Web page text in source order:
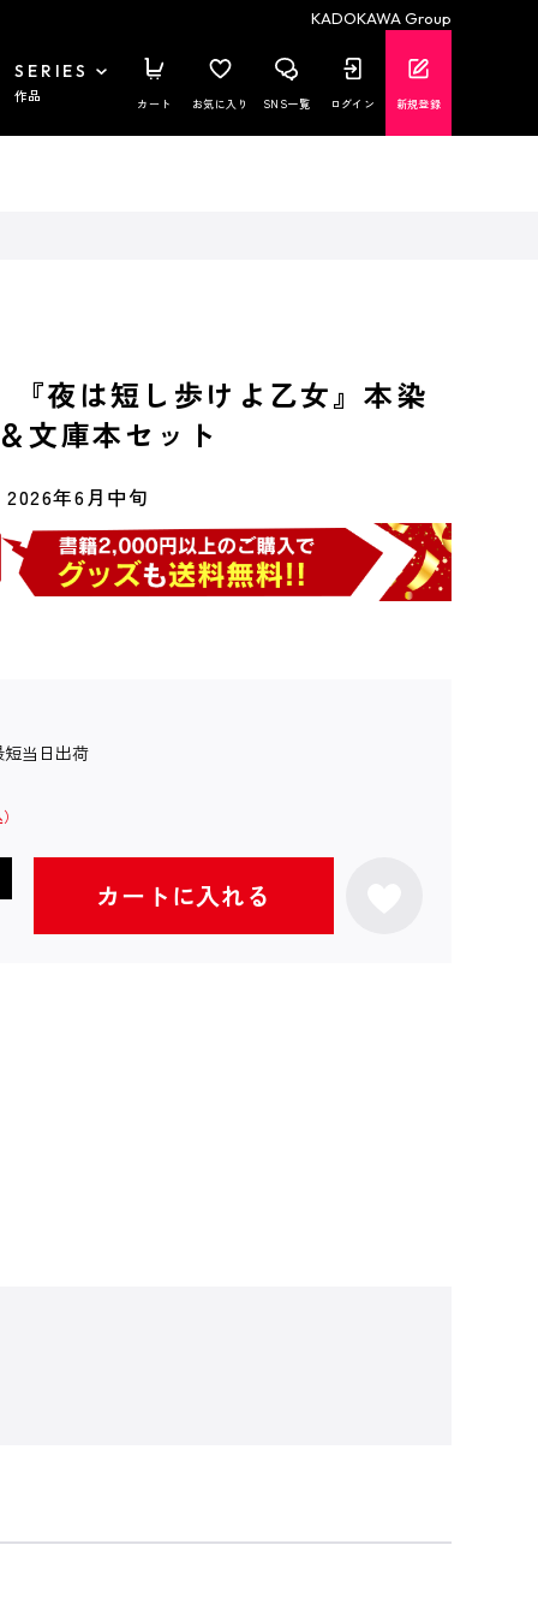
KADOKAWA Group
SERIES
作品 カート お気に入り SNS一覧 ログイン 新規登録
『夜は短し歩けよ乙女』本染
文庫本セット
2026年6月中旬
短当日出荷
カートに入れる